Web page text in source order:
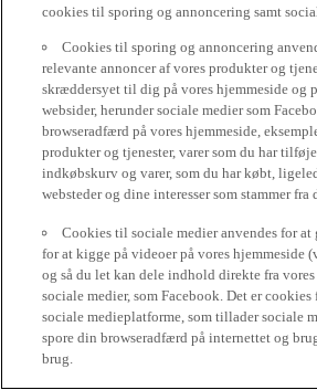
cookies til sporing og annoncering samt
Cookies til sporing og annoncering
relevante annoncer af vores produkter og
skræddersyet til dig på vores hjemmeside og
websider, herunder sociale medier som
browseradfærd på vores hjemmeside,
produkter og tjenester, varer som du har
indkøbskurv og varer, som du har købt,
websteder og dine interesser som stammer fra
Cookies til sociale medier anvendes for
for at kigge på videoer på vores hjemmeside
og så du let kan dele indhold direkte fra vores
sociale medier, som Facebook. Det er cookies
sociale medieplatforme, som tillader sociale
spore din browseradfærd på internettet og
brug.